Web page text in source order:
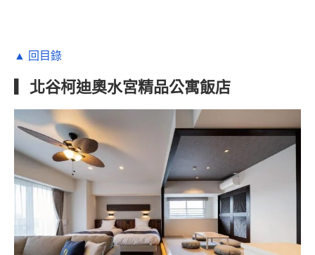
▲ 回目錄
▎北谷柯迪奧水宮精品公寓飯店